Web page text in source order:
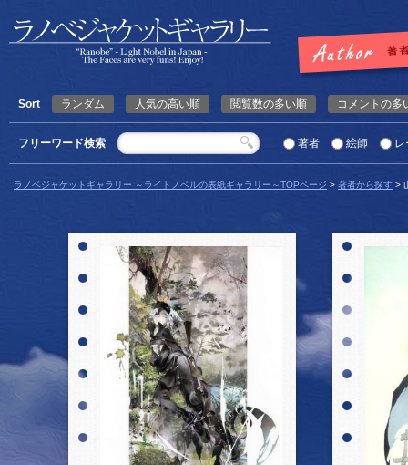
Sort ランダム 人気の高い順 閲覧数の多い順 コメントの多
フリーワード検索 著者 絵師 レ
ラノベジャケットギャラリー ～ライトノベルの表紙ギャラリー～TOPページ > 著者から探す >
詳細を見る